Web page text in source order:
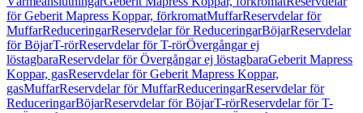
för Geberit Mapress Koppar, förkromatMuffarReservdelar för
MuffarReduceringarReservdelar för ReduceringarBöjarReservdelar
för BöjarT-rörReservdelar för T-rörÖvergångar ej
löstagbaraReservdelar för Övergångar ej löstagbaraGeberit Mapress
Koppar, gasReservdelar för Geberit Mapress Koppar,
gasMuffarReservdelar för MuffarReduceringarReservdelar för
ReduceringarBöjarReservdelar för BöjarT-rörReservdelar för T-